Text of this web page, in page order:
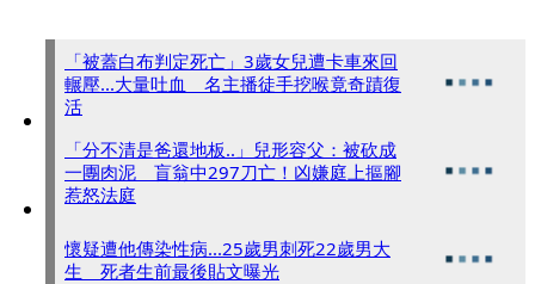
「被蓋白布判定死亡」3歲女兒遭卡車來回
輾壓...大量吐血 名主播徒手挖喉竟奇蹟復
活
「分不清是爸還地板..」兒形容父：被砍成
一團肉泥 盲翁中297刀亡！凶嫌庭上摳腳
惹怒法庭
懷疑遭他傳染性病...25歲男刺死22歲男大
生 死者生前最後貼文曝光